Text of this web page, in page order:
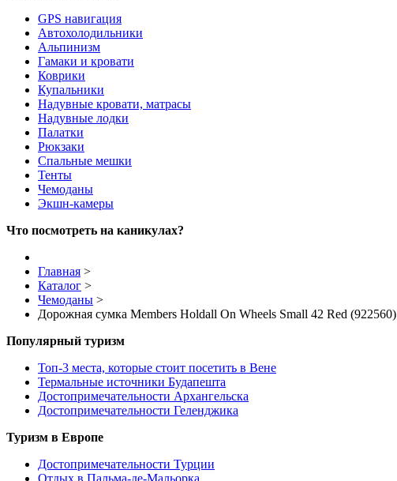
GPS навигация
Автохолодильники
Альпинизм
Гамаки и кровати
Коврики
Купальники
Надувные кровати, матрасы
Надувные лодки
Палатки
Рюкзаки
Спальные мешки
Тенты
Чемоданы
Экшн-камеры
Что посмотреть на каникулах?
Главная >
Каталог >
Чемоданы >
Дорожная сумка Members Holdall On Wheels Small 42 Red (922560)
Популярный туризм
Топ-3 места, которые стоит посетить в Вене
Термальные источники Будапешта
Достопримечательности Архангельска
Достопримечательности Геленджика
Туризм в Европе
Достопримечательности Турции